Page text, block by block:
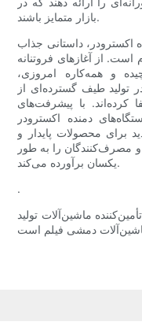
بازار متمایز باشند.
اکسترودر، داستانی جذاب
از آغازهای فروتنانه
و همه‌کاره امروزی،
تولید طیف گسترده‌ای از
کرده‌اند. با پیشرفت‌های
دمنده اکسترودر
محصولات پایدار و
مصرف‌کنندگان را به طور
یکسان برآورده می‌کند.
.
تأمین‌کننده ماشین‌آلات تولید